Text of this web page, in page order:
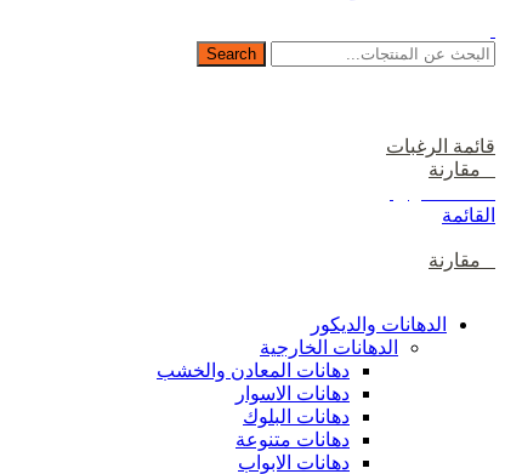
Search
قائمة الرغبات
مقارنة
القائمة
مقارنة
الدهانات والديكور
الدهانات الخارجية
دهانات المعادن والخشب
دهانات الاسوار
دهانات البلوك
دهانات متنوعة
دهانات الابواب